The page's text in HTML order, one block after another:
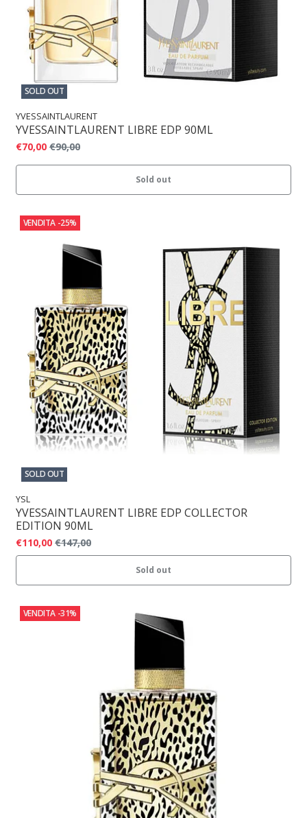
SOLD OUT
YVESSAINTLAURENT
YVESSAINTLAURENT LIBRE EDP 90ML
€70,00 €90,00
Sold out
VENDITA -25%
SOLD OUT
YSL
YVESSAINTLAURENT LIBRE EDP COLLECTOR
EDITION 90ML
€110,00 €147,00
Sold out
VENDITA -31%